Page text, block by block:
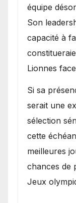
équipe
Son
capacité à
Lionnes
Si sa
serait une
sélection
cette
meilleures
chances de
Jeux